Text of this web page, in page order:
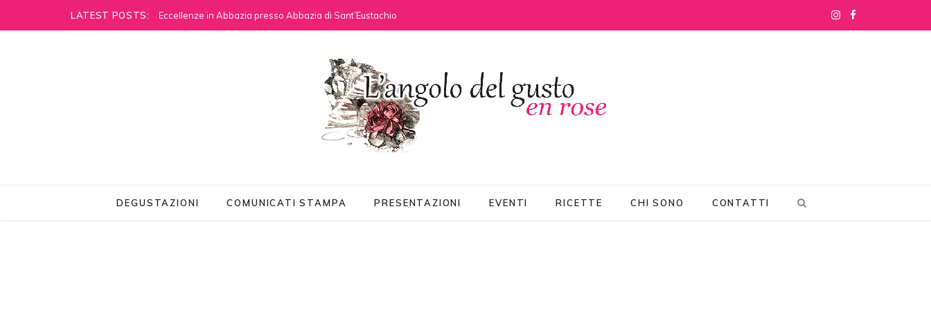
LATEST POSTS: Eccellenze in Abbazia presso Abbazia di Sant’Eustachio I
DEGUSTAZIONI COMUNICATI STAMPA PRESENTAZIONI EVENTI RICETTE CHI SONO CONTATTI